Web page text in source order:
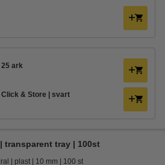
25 ark
Click & Store | svart
transparent tray | 100st
plast 10 mm 100 st